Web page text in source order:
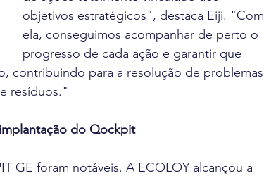
objetivos estratégicos", destaca Eiji. "Com
ela, conseguimos acompanhar de perto o
progresso de cada ação e garantir que
contribuindo para a resolução de problemas
resíduos."
do Qockpit
GE foram notáveis. A ECOLOY alcançou a